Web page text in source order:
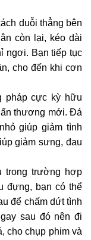
duỗi thẳng bên
còn lại, kéo dài
ngơi. Bạn tiếp tục
cho đến khi cơn
pháp cực kỳ hữu
thương mới. Đá
giúp giảm tình
giảm sưng, đau
trong trường hợp
đựng, bạn có thể
để chấm dứt tình
sau đó nên đi
cho chụp phim và